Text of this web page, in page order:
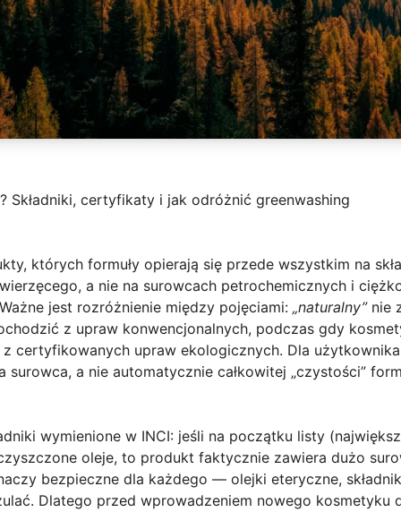
Składniki, certyfikaty i jak odróżnić greenwashing
których formuły opierają się przede wszystkim na
a nie na surowcach petrochemicznych i
jest rozróżnienie między pojęciami: „naturalny”nie
z upraw konwencjonalnych, podczas gdy
certyfikowanych upraw ekologicznych. Dla
surowca, a nie automatycznie całkowitej „czystości”
wymienione w INCI: jeśli na początku listy
oleje, to produkt faktycznie zawiera dużo
bezpieczne dla każdego — olejki eteryczne,
Dlatego przed wprowadzeniem nowego kosmetyku